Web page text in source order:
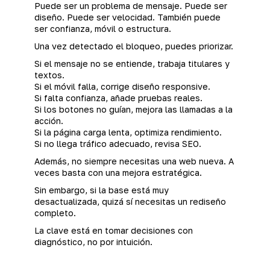
Puede ser un problema de mensaje. Puede ser
diseño. Puede ser velocidad. También puede
ser confianza, móvil o estructura.
Una vez detectado el bloqueo, puedes priorizar.
Si el mensaje no se entiende, trabaja titulares y
textos.
Si el móvil falla, corrige diseño responsive.
Si falta confianza, añade pruebas reales.
Si los botones no guían, mejora las llamadas a la
acción.
Si la página carga lenta, optimiza rendimiento.
Si no llega tráfico adecuado, revisa SEO.
Además, no siempre necesitas una web nueva. A
veces basta con una mejora estratégica.
Sin embargo, si la base está muy
desactualizada, quizá sí necesitas un rediseño
completo.
La clave está en tomar decisiones con
diagnóstico, no por intuición.